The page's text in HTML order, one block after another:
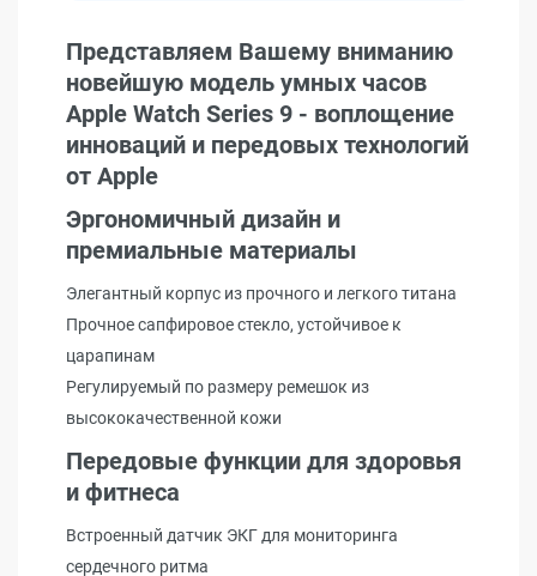
Представляем Вашему вниманию
новейшую модель умных часов
Apple Watch Series 9 - воплощение
инноваций и передовых технологий
от Apple
Эргономичный дизайн и
премиальные материалы
Элегантный корпус из прочного и легкого титана
Прочное сапфировое стекло, устойчивое к
царапинам
Регулируемый по размеру ремешок из
высококачественной кожи
Передовые функции для здоровья
и фитнеса
Встроенный датчик ЭКГ для мониторинга
сердечного ритма